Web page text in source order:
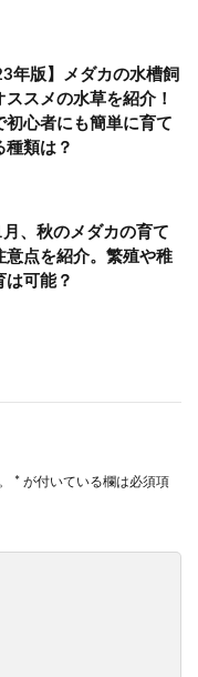
年版】メダカの水槽飼
ススメの水草を紹介！
初心者にも簡単に育て
種類は？
、秋のメダカの育て
意点を紹介。繁殖や稚
は可能？
* が付いている欄は必須項